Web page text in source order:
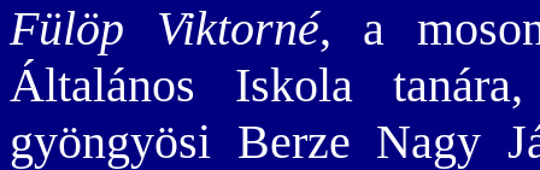
Fülöp Viktorné, a
Általános Iskola
gyöngyösi Berze Nagy